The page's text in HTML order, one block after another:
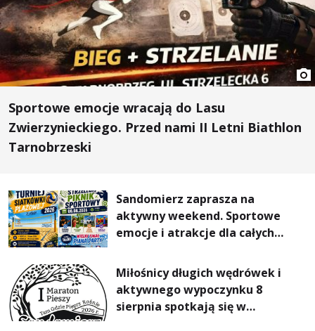
Sportowe emocje wracają do Lasu
Zwierzynieckiego. Przed nami II Letni Biathlon
Tarnobrzeski
Sandomierz zaprasza na
aktywny weekend. Sportowe
emocje i atrakcje dla całych
Miłośnicy długich wędrówek i
aktywnego wypoczynku 8
sierpnia spotkają się w